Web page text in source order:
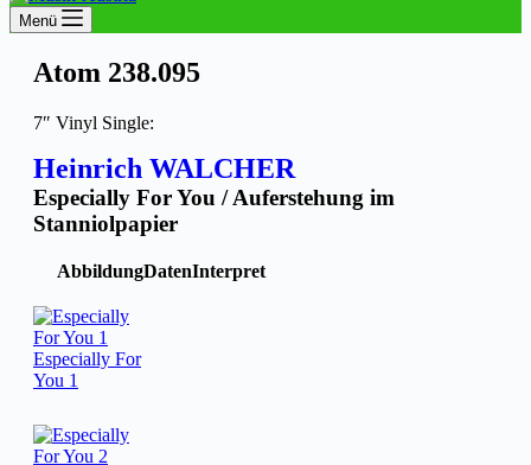
Menü
Atom 238.095
7″ Vinyl Single:
Heinrich WALCHER
Especially For You / Auferstehung im
Stanniolpapier
AbbildungDatenInterpret
Especially For
You 1